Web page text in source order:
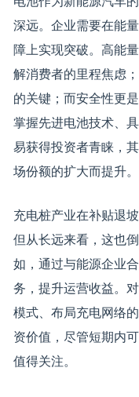
深远。企业需要在能
障上实现突破。高能
解消费者的里程焦虑
的关键；而安全性更
掌握先进电池技术、
易获得投资者青睐，
场份额的扩大而提升。
充电桩产业在补贴退
但从长远来看，这也
如，通过与能源企业
务，提升运营收益。
模式、布局充电网络
资价值，尽管短期内
值得关注。